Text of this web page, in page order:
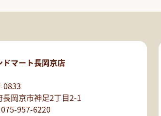
ドマート長岡京店
0833
長岡京市神足2丁目2-1
957-6220